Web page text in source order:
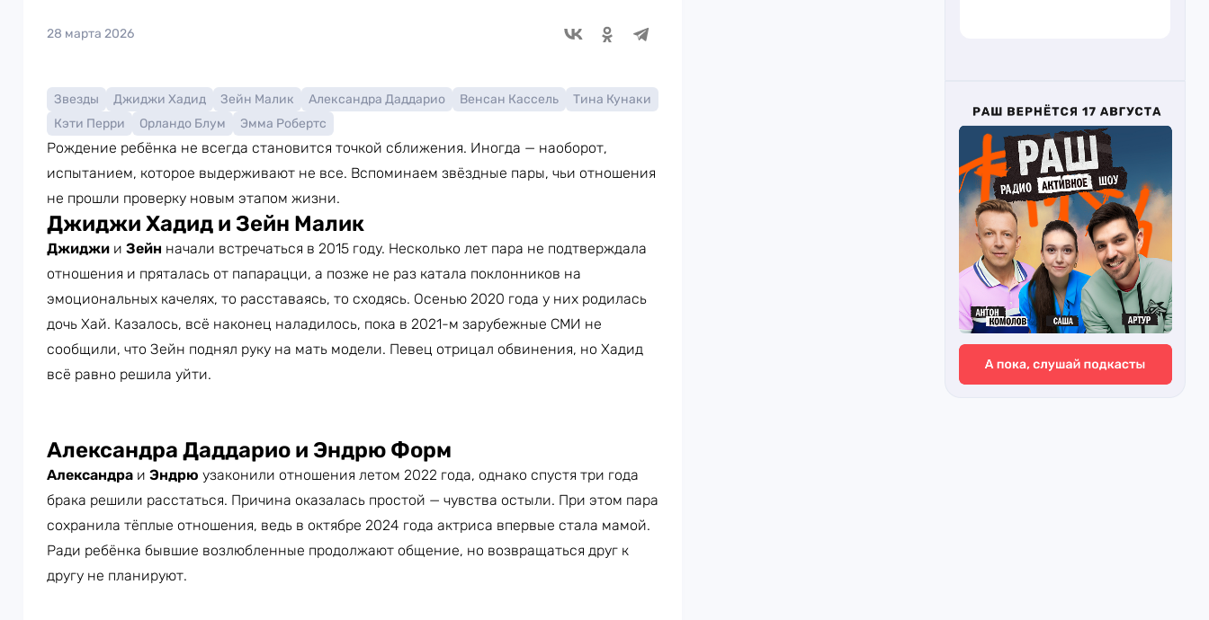
28 марта 2026
Звезды Джиджи Хадид Зейн Малик Александра Даддарио Венсан Кассель
Тина Кунаки
Кэти Перри
Орландо Блум Эмма Робертс
Рождение ребёнка не всегда становится точкой сближения. Иногда — наоборот,
испытанием, которое выдерживают не все. Вспоминаем звёздные пары, чьи отношения
не прошли проверку новым этапом жизни.
Джиджи Хадид и Зейн Малик
Джиджи и Зейн начали встречаться в 2015 году. Несколько лет пара не подтверждала
отношения и пряталась от папарацци, а позже не раз катала поклонников на
эмоциональных качелях, то расставаясь, то сходясь. Осенью 2020 года у них родилась
дочь Хай. Казалось, всё наконец наладилось, пока в 2021-м зарубежные СМИ не
сообщили, что Зейн поднял руку на мать модели. Певец отрицал обвинения, но Хадид
всё равно решила уйти.
Александра Даддарио и Эндрю Форм
Александра и Эндрю узаконили отношения летом 2022 года, однако спустя три года
брака решили расстаться. Причина оказалась простой — чувства остыли. При этом пара
сохранила тёплые отношения, ведь в октябре 2024 года актриса впервые стала мамой.
Ради ребёнка бывшие возлюбленные продолжают общение, но возвращаться друг к
другу не планируют.